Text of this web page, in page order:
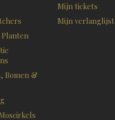
Bomen &
Mijn tickets
Mijn verlanglijst